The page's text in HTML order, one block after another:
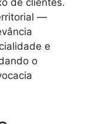
de clientes.
—
e
o